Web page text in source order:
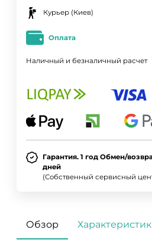
Курьер (Киев)
Оплата
Наличный и безналичный расчет
Гарантия. 1 год Обмен/
дней
(Собственный сервисный
Обзор